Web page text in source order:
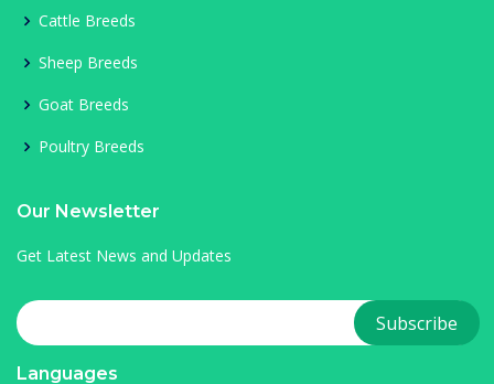
Cattle Breeds
Sheep Breeds
Goat Breeds
Poultry Breeds
Our Newsletter
Get Latest News and Updates
Languages